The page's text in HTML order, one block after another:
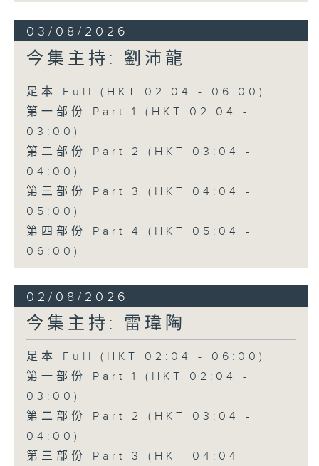
03/08/2026
今集主持: 劉沛龍
足本 Full (HKT 02:04 - 06:00)
第一部份 Part 1 (HKT 02:04 -
03:00)
第二部份 Part 2 (HKT 03:04 -
04:00)
第三部份 Part 3 (HKT 04:04 -
05:00)
第四部份 Part 4 (HKT 05:04 -
06:00)
02/08/2026
今集主持: 雷瑋陶
足本 Full (HKT 02:04 - 06:00)
第一部份 Part 1 (HKT 02:04 -
03:00)
第二部份 Part 2 (HKT 03:04 -
04:00)
第三部份 Part 3 (HKT 04:04 -